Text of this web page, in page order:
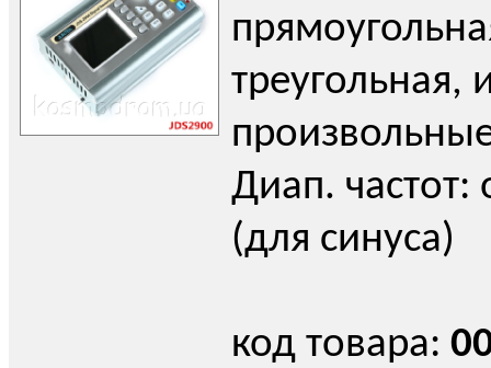
треугольная,
Диап. частот:
(для синуса)
код товара: